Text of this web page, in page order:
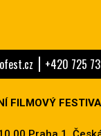
+420 725
FILMOVÝ